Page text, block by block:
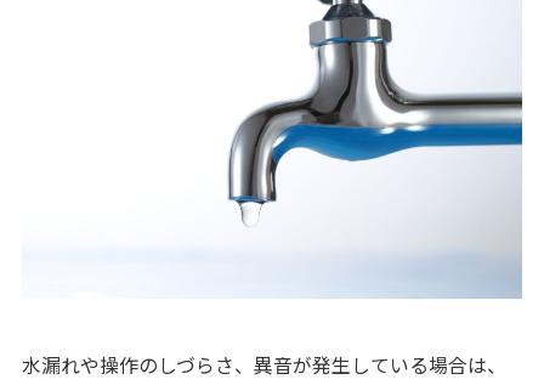
水漏れや操作のしづらさ、異音が発生している場合は、